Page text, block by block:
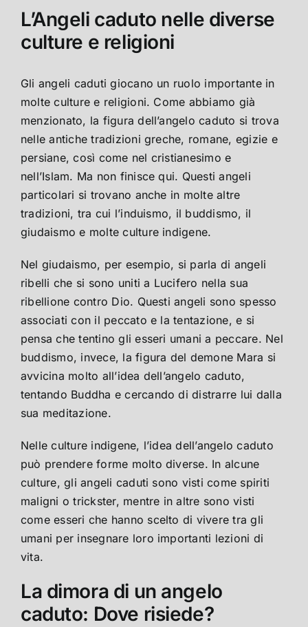
L’Angeli caduto nelle diverse
culture e religioni
Gli angeli caduti giocano un ruolo importante in
molte culture e religioni. Come abbiamo già
menzionato, la figura dell’angelo caduto si trova
nelle antiche tradizioni greche, romane, egizie e
persiane, così come nel cristianesimo e
nell’Islam. Ma non finisce qui. Questi angeli
particolari si trovano anche in molte altre
tradizioni, tra cui l’induismo, il buddismo, il
giudaismo e molte culture indigene.
Nel giudaismo, per esempio, si parla di angeli
ribelli che si sono uniti a Lucifero nella sua
ribellione contro Dio. Questi angeli sono spesso
associati con il peccato e la tentazione, e si
pensa che tentino gli esseri umani a peccare. Nel
buddismo, invece, la figura del demone Mara si
avvicina molto all’idea dell’angelo caduto,
tentando Buddha e cercando di distrarre lui dalla
sua meditazione.
Nelle culture indigene, l’idea dell’angelo caduto
può prendere forme molto diverse. In alcune
culture, gli angeli caduti sono visti come spiriti
maligni o trickster, mentre in altre sono visti
come esseri che hanno scelto di vivere tra gli
umani per insegnare loro importanti lezioni di
vita.
La dimora di un angelo
caduto: Dove risiede?